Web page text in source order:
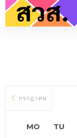
กรกฎาคม
MO TU